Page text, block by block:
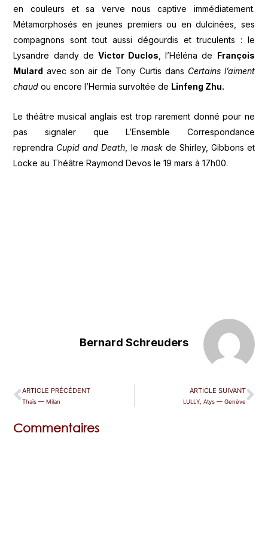
en couleurs et sa verve nous captive immédiatement.
Métamorphosés en jeunes premiers ou en dulcinées, ses
compagnons sont tout aussi dégourdis et truculents : le
Lysandre dandy de Victor Duclos , l’Héléna de François
Mulard avec son air de Tony Curtis dans Certains l’aiment
chaudou encore l’Hermia survoltée de Linfeng Zhu.
Le théâtre musical anglais est trop rarement donné pour ne
pas signaler que L’Ensemble Correspondance
reprendra Cupid and Death, le mask de Shirley, Gibbons et
Locke au Théâtre Raymond Devos le 19 mars à 17h00.
Bernard Schreuders
ARTICLE PRÉCÉDENT
Thaïs — Milan
ARTICLE SUIVANT
LULLY, Atys — Genève
Commentaires